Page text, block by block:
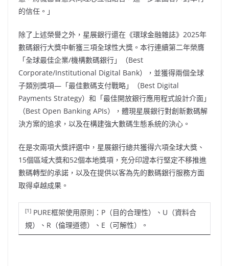
的信任。」
除了上述榮譽之外，星展銀行還在《環球金融雜誌》2025年
數碼銀行大獎中斬獲三項全球性大獎。本行連續第二年榮膺
「全球最佳企業/機構數碼銀行」（Best
Corporate/Institutional Digital Bank），並獲得兩個全球
子類別獎項—「最佳數碼支付戰略」（Best Digital
Payments Strategy）和「最佳開放銀行應用程式設計介面」
（Best Open Banking APIs），體現星展銀行對創新數碼解
決方案的追求，以及在構建強大數碼生態系統的決心。
在是次兩項大獎評選中，星展銀行總共獲得六項全球大獎、
15個區域大獎和52個本地獎項，充分印證本行堅定不移推進
數碼轉型的承諾，以及在提供以客為先的數碼銀行服務方面
取得卓越成果。
[1] PURE框架使用原則：P（目的合理性）、U（資料合
規）、R（倫理道德）、E（可解性）。